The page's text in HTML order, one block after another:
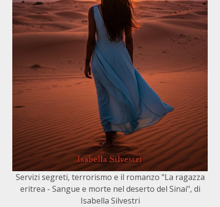
Servizi segreti, terrorismo e il romanzo "La ragazza
eritrea - Sangue e morte nel deserto del Sinai", di
Isabella Silvestri